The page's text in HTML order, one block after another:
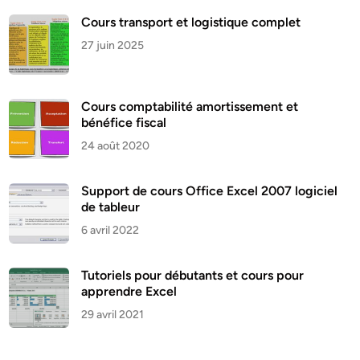
Cours transport et logistique complet
27 juin 2025
Cours comptabilité amortissement et
bénéfice fiscal
24 août 2020
Support de cours Office Excel 2007 logiciel
de tableur
6 avril 2022
Tutoriels pour débutants et cours pour
apprendre Excel
29 avril 2021